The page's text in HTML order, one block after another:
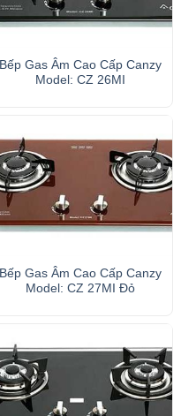
Bếp Gas Âm Cao Cấp Canzy
Model: CZ 26MI
Bếp Gas Âm Cao Cấp Canzy
Model: CZ 27MI Đỏ